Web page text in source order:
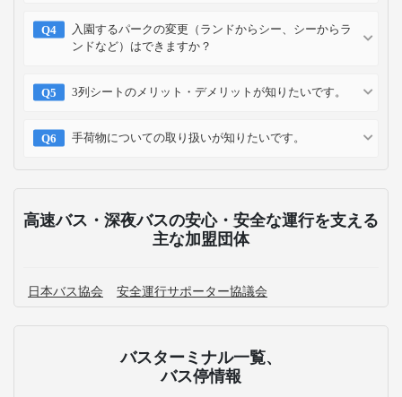
入園するパークの変更（ランドからシー、シーからラ
ンドなど）はできますか？
3列シートのメリット・デメリットが知りたいです。
手荷物についての取り扱いが知りたいです。
高速バス・深夜バスの安心・安全な運行を支える
主な加盟団体
日本バス協会 安全運行サポーター協議会
バスターミナル一覧、
バス停情報